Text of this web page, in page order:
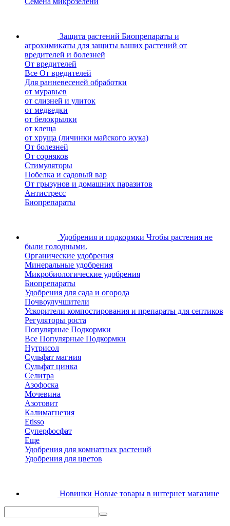
Защита растений Биопрепараты и
агрохимикаты для защиты ваших растений от
вредителей и болезней
От вредителей
Все От вредителей
Для ранневесеней обработки
от муравьев
от слизней и улиток
от медведки
от белокрылки
от клеща
от хруща (личинки майского жука)
От болезней
От сорняков
Стимуляторы
Побелка и садовый вар
От грызунов и домашних паразитов
Антистресс
Биопрепараты
Удобрения и подкормки Чтобы растения не
были голодными.
Органические удобрения
Минеральные удобрения
Микробиологические удобрения
Биопрепараты
Удобрения для сада и огорода
Почвоулучшители
Ускорители компостирования и препараты для септиков
Регуляторы роста
Популярные Подкормки
Все Популярные Подкормки
Нутрисол
Сульфат магния
Сульфат цинка
Селитра
Азофоска
Мочевина
Азотовит
Калимагнезия
Etisso
Суперфосфат
Еще
Удобрения для комнатных растений
Удобрения для цветов
Новинки Новые товары в интернет магазине